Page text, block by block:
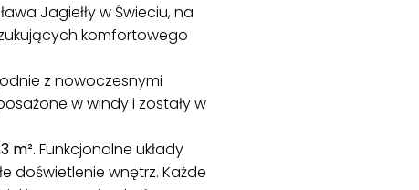
Jagiełły w Świeciu, na
komfortowego
z nowoczesnymi
w windy i zostały w
m². Funkcjonalne układy
doświetlenie wnętrz. Każde